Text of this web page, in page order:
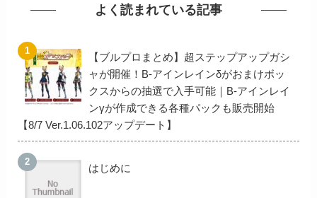
よく読まれている記事
【ブルプロまとめ】超ステップアップガシ
ャが開催！B-アインレインδがおまけボッ
クスからの抽選で入手可能｜B-アインレイ
ンγが作成できる各種パックも販売開始
【8/7 Ver.1.06.102アップデート】
はじめに